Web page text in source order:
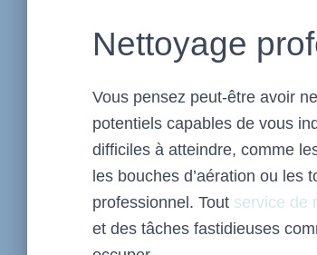
Nettoyage
Vous pensez peut-être avoir
potentiels capables de vous
difficiles à atteindre, comme
les bouches d’aération ou les
professionnel. Tout service de
et des tâches fastidieuses